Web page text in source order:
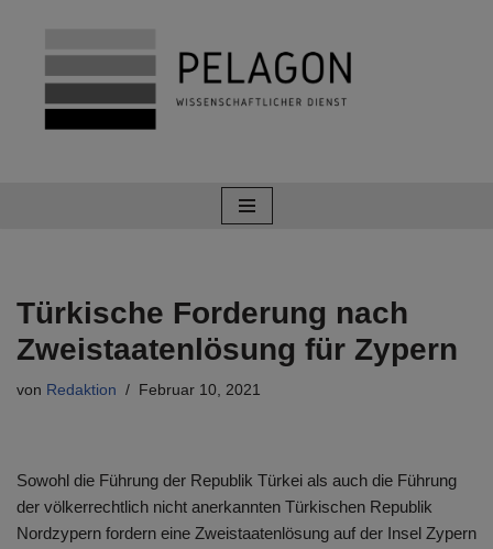
Zum
Inhalt
springen
Türkische Forderung nach
Zweistaatenlösung für Zypern
von Redaktion Februar 10, 2021
Sowohl die Führung der Republik Türkei als auch die Führung
der völkerrechtlich nicht anerkannten Türkischen Republik
Nordzypern fordern eine Zweistaatenlösung auf der Insel Zypern